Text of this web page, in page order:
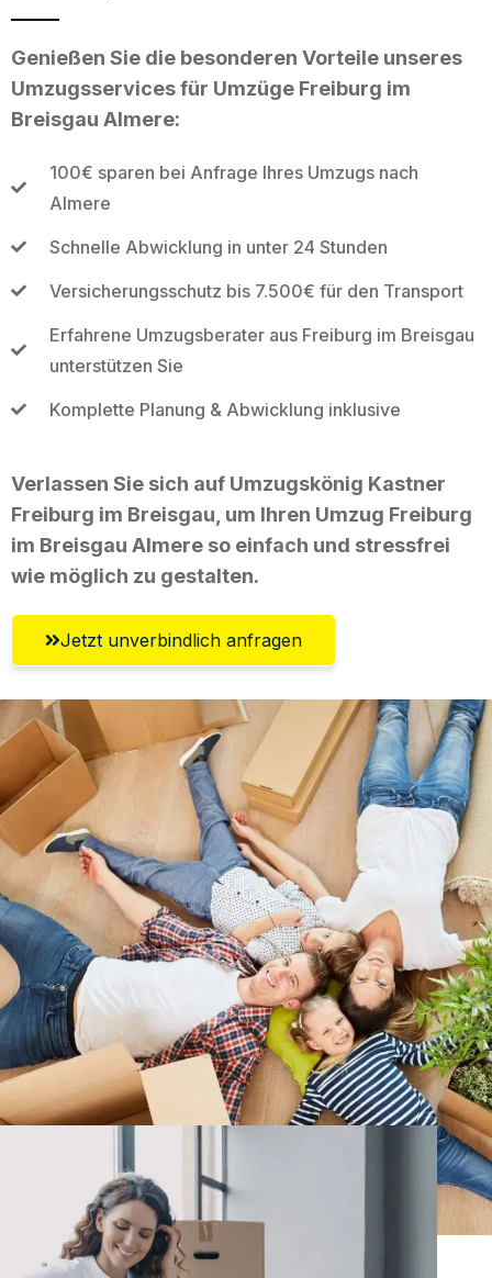
Genießen Sie die besonderen Vorteile unseres
Umzugsservices für Umzüge Freiburg im
Breisgau Almere:
100€ sparen bei Anfrage Ihres Umzugs nach
Almere
Schnelle Abwicklung in unter 24 Stunden
Versicherungsschutz bis 7.500€ für den Transport
Erfahrene Umzugsberater aus Freiburg im Breisgau
unterstützen Sie
Komplette Planung & Abwicklung inklusive
Verlassen Sie sich auf Umzugskönig Kastner
Freiburg im Breisgau, um Ihren Umzug Freiburg
im Breisgau Almere so einfach und stressfrei
wie möglich zu gestalten.
Jetzt unverbindlich anfragen